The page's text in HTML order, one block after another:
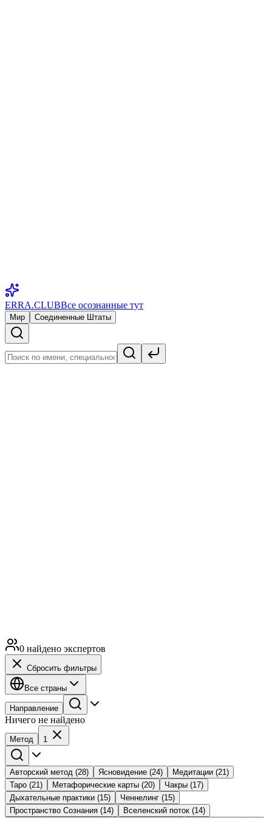
ERRA.CLUBВсе осознанные тут
Мир Соединенные Штаты
0 найдено экспертов
Сбросить фильтры
Все страны
Направление
Ничего не найдено
Метод 1
Авторский метод (28) Ясновидение (24) Медитации (21)
Таро (21) Метафорические карты (20) Чакры (17)
Дыхательные практики (15) Ченнелинг (15)
Пространство Сознания (14) Вселенский поток (14)